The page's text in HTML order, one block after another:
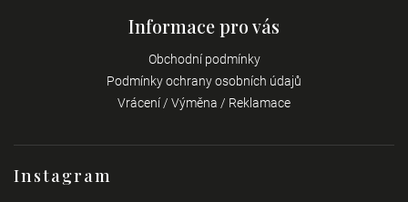
Instagram
Informace pro vás
Obchodní podmínky
Podmínky ochrany osobních údajů
Vrácení / Výměna / Reklamace